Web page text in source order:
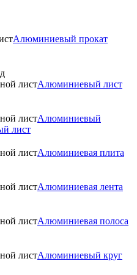
Алюминиевый прокат
Алюминиевый лист
Алюминиевый
лист
Алюминиевая плита
Алюминиевая лента
Алюминиевая полоса
Алюминиевый круг